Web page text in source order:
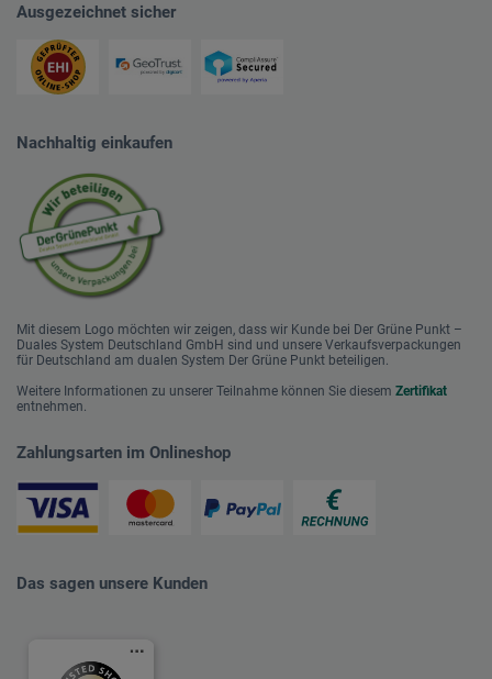
Ausgezeichnet sicher
Nachhaltig einkaufen
Mit diesem Logo möchten wir zeigen, dass wir Kunde bei Der Grüne Punkt –
Duales System Deutschland GmbH sind und unsere Verkaufsverpackungen
für Deutschland am dualen System Der Grüne Punkt beteiligen.
Weitere Informationen zu unserer Teilnahme können Sie diesem Zertifikat
entnehmen.
Zahlungsarten im Onlineshop
Das sagen unsere Kunden